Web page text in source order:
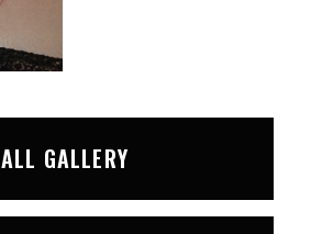
ALL GALLERY